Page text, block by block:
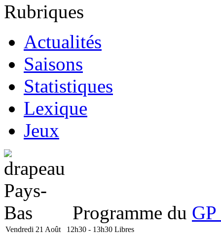
Rubriques
Actualités
Saisons
Statistiques
Lexique
Jeux
Programme du
Vendredi 21 Août 12h30 - 13h30 Libres